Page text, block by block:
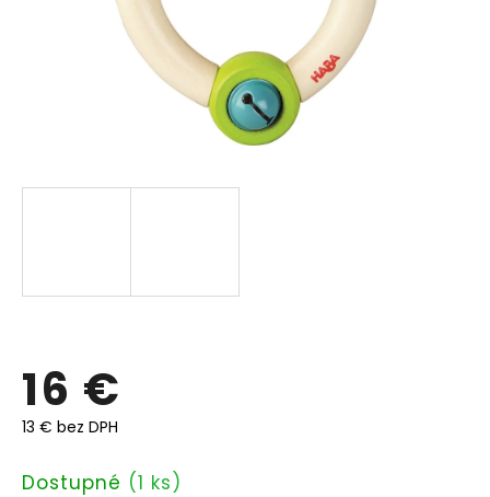
16 €
13 € bez DPH
Jednotková
Dostupné (1 ks)